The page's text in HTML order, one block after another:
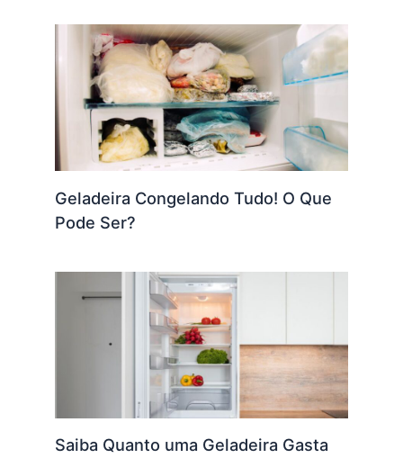
Geladeira Congelando Tudo! O Que
Pode Ser?
Saiba Quanto uma Geladeira Gasta